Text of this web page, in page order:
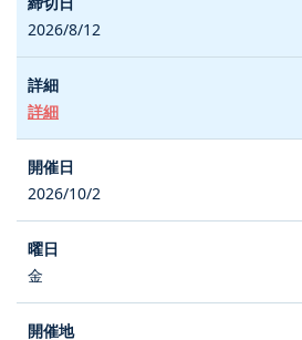
2026/8/12
詳細
2026/10/2
金